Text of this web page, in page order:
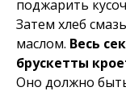
поджарить
Затем хлеб
маслом. Весь
брускетты
Оно должно